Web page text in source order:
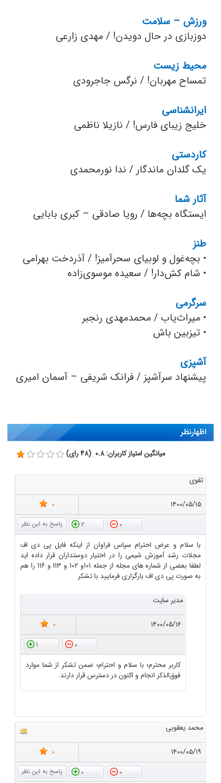
ورزش – سلامت
دوزبازی در حال دویدن! / مهدی زارعی
محیط زیست
تمساح مهربان! / نرگس جاجرودی
ایرانشناسی
خلیج زیبای فارس! / نازیلا ناظمی
کاردستی
یک گلدان ماندگار / ندا نورمحمدی
آثار شما
ایستگاه بچه‌ها / رویا صادقی – کبری بابایی
طنز
• بچه‌غول و لوبیای سحرآمیز! / آذردخت بهرامی
• شام کش‌دار! / سعیده موسوی‌زاده
سرگرمی
• میراث‌یاب / محمدمهدی رنجبر
• تیزبین باش
آشپزی
پیشنهاد سرآشپز / فرانک شریفی – آسمان امیری
اظهارنظر
میانگین امتیاز کاربران: 0.8 (48 رای)
تقوی
۱۴۰۰/۰۵/۱۵
0
0
2
با سلام و عرض احترام سپاس فراوان از اینکه فایل پی دی اف
مجلات رشد آموزش شیمی را در اختیار دوستداران قرار داده اید
لطفا بعضی از شماره های مجله از جمله 101و 102 و 113 و 116 را هم
به صورت پی دی اف بارگزاری فرمایید با تشکر
مدیر سایت
۱۴۰۰/۰۵/۱۶
0
0
1
کاربر محترم؛ با سلام و احترام؛ ضمن تشکر از شما موارد
فوق‌الذکر انجام و اکنون در دسترس قرار دارند.
محمد یعقوبی
۱۴۰۰/۰۵/۱۹
0
0
0